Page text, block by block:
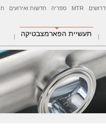
דרושים MTR ספריה חדשות ואירועים
תעשיית הפארמצבטיקה